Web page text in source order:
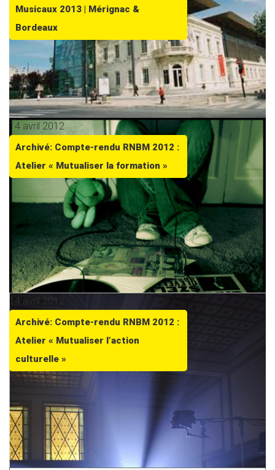
Musicaux 2013 | Mérignac &
Bordeaux
14 avril 2012
Archivé: Compte-rendu RNBM 2012 :
Atelier « Mutualiser la formation »
14 avril 2012
Archivé: Compte-rendu RNBM 2012 :
Atelier « Mutualiser l’action
culturelle »